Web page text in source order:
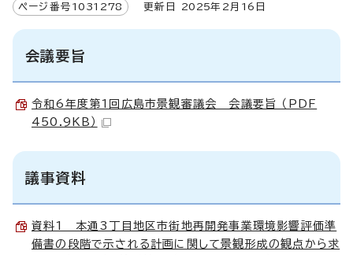
ページ番号 1031278 更新日 2025年2月 16 日
会議要旨
令和6年度第1回広島市景観審議会 会議要旨 （PDF
450.9KB）
議事資料
資料1 本通3丁目地区市街地再開発事業環境影響評価準
備書の段階で示される計画に関して景観形成の観点から求